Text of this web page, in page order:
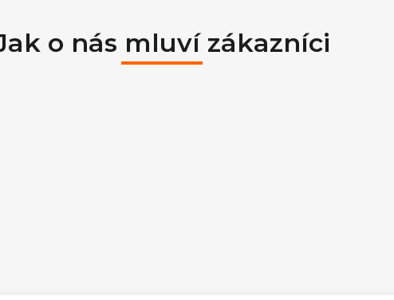
o nás mluví zákazníci